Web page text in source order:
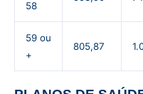
58
59 ou
+
805,87